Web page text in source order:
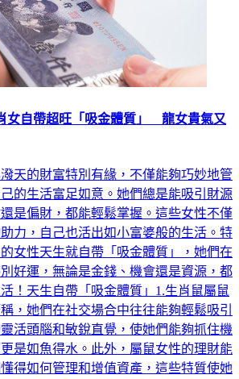
女自帶超旺「吸金體質」 龍女貴氣又
天的財富特別有緣，不僅能夠巧妙地管
的生活富足如意。她們總是能吸引財源
是偏財，都能輕鬆掌握。這些女性不僅
力，自己也活出如小富婆般的生活。特
女性天生就自帶「吸金體質」，她們在
好運，無論是金錢、機會還是資源，都
！天生自帶「吸金體質」1.生肖鼠屬鼠
，她們在社交場合中往往能夠輕鬆吸引
活頭腦和敏銳直覺，使她們能夠抓住機
是如魚得水。此外，屬鼠女性的理財能
得如何管理和增值資產，這些特質使她